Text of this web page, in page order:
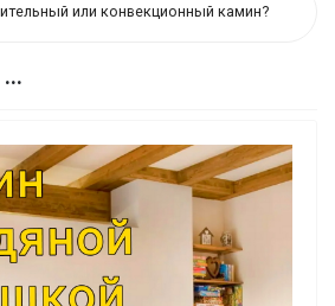
или конвекционный камин?